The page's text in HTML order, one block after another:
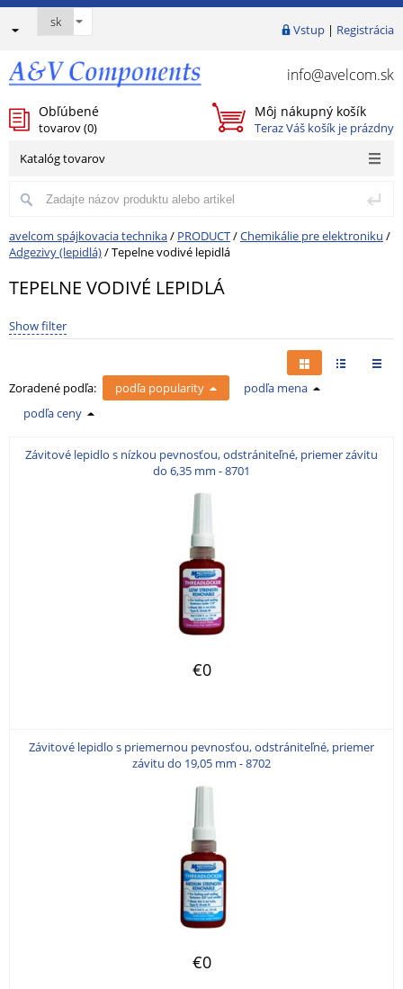
Vstup | Registrácia
info@avelcom.sk
Obľúbené
tovarov (0)
Môj nákupný košík
Teraz Váš košík je prázdny
Katalóg tovarov
avelcom spájkovacia technika/ PRODUCT/Chemikálie pre elektroniku /
Adgezivy (lepidlá)/Tepelne vodivé lepidlá
TEPELNE VODIVÉ LEPIDLÁ
Show filter
Zoradené podľa: podľa popularity
podľa mena
podľa ceny
Závitové lepidlo s nízkou pevnosťou, odstrániteľné, priemer závitu
do 6,35 mm - 8701
€0
Závitové lepidlo s priemernou pevnosťou, odstrániteľné, priemer
závitu do 19,05 mm - 8702
€0